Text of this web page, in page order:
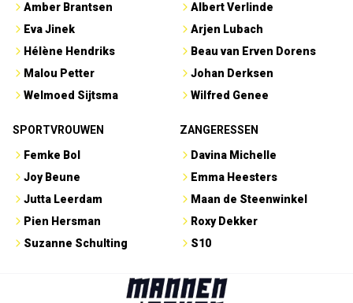
Amber Brantsen
Eva Jinek
Hélène Hendriks
Malou Petter
Welmoed Sijtsma
Albert Verlinde
Arjen Lubach
Beau van Erven Dorens
Johan Derksen
Wilfred Genee
SPORTVROUWEN
Femke Bol
Joy Beune
Jutta Leerdam
Pien Hersman
Suzanne Schulting
ZANGERESSEN
Davina Michelle
Emma Heesters
Maan de Steenwinkel
Roxy Dekker
S10